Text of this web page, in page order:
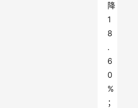
降
1
8
.
6
0
%
；